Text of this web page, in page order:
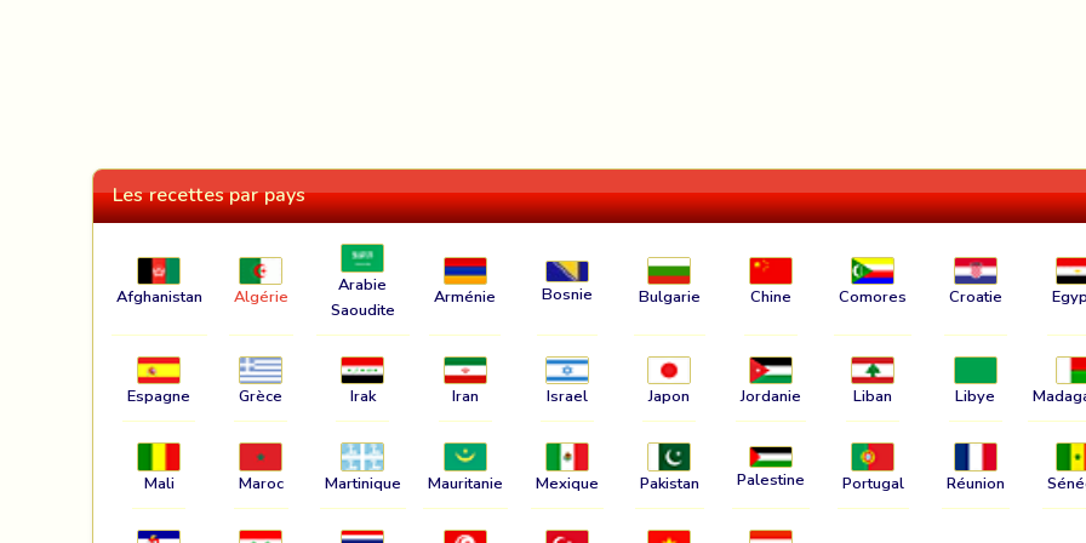
Les recettes par pays
Afghanistan Algérie
Arabie
Saoudite
Arménie Bosnie Bulgarie Chine Comores Croatie
Espagne Grèce Irak Iran Israel Japon Jordanie Liban Libye
Mali Maroc Martinique Mauritanie Mexique Pakistan Palestine Portugal Réunion